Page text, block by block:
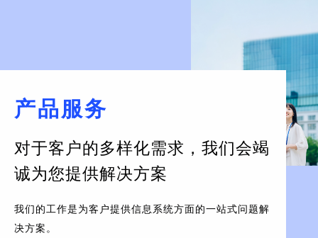
产品服务
对于客户的多样化需求， 我们会竭
诚为您提供解决方案
我们的工作是为客户提供信息系统方面的一站式问题解
决方案。